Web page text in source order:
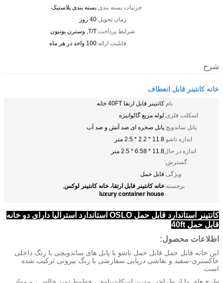
جزئیات بسته بندی:بسته بندی پلاستیک
زمان تحویل:40 روز
شرایط پرداخت:T/T, وسترن یونیون
قابلیت ارائه:100 واحد در هر ماه
شرح
خانه کانتینر قابل انعطاف
نام:کانتینر قابل ارتقا 40FT خانه
اسکلت فلزی:لوله مربع گالوانیزه
پانل ساندویچ:پانل صخره ای ضد آتش و ضد آب
اندازه تاشو:11.8 * 2.2 * 2.5 متر
اندازه در حال
گسترش:
11.8 * 6.58 * 2.5 متر
ویژگی:قابل حمل
برجسته:خانه کانتینر قابل ارتقا، خانه کانتینر لوکس,
luxury container house
کانتینر استاندارد قابل حمل OSLO استاندارد استرالیا دارای دو خانه
قابل حمل 40ft
اطلاعات محصول:
این خانه قابل حمل قابل حمل تاشو با پانل های ساندویچی با رنگ داخلی
خاکستری-سفید و نقاشی دریایی سفارشی با رنگ بیرونی ترکیب شده
است.